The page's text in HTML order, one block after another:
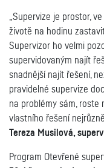
„Supervize je prostor,
životě na hodinu
Supervizor ho velmi
supervidovaným najít
snadnější najít řešení,
pravidelné supervize
na problémy sám, roste
vlastního řešení
Tereza Musilová,
Program Otevřené